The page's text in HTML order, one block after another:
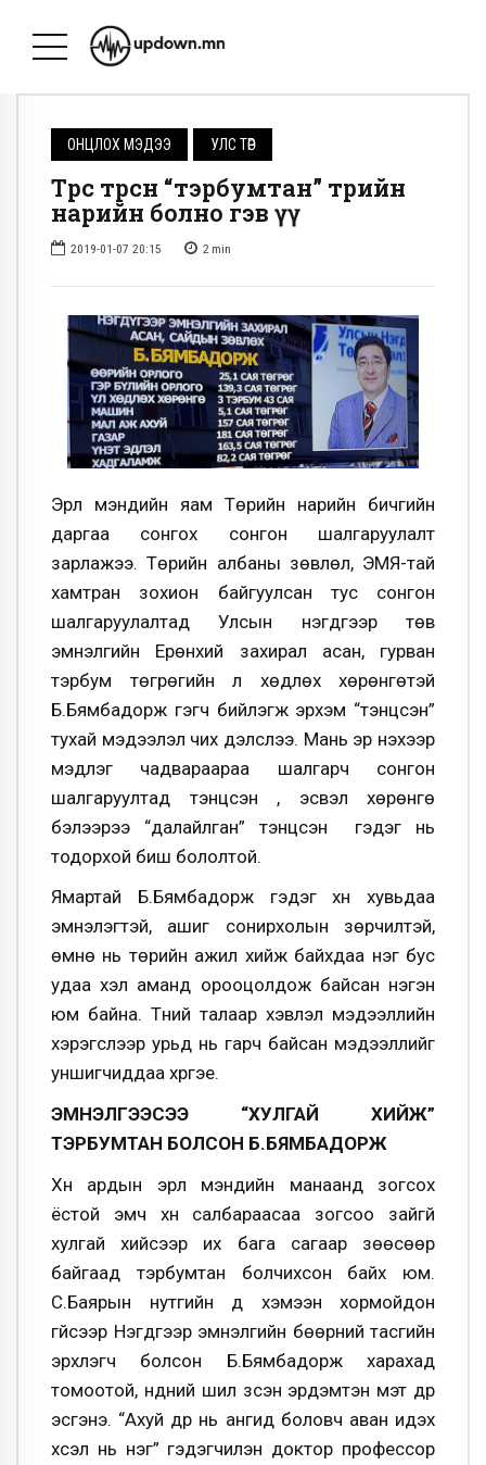
ОНЦЛОХ МЭДЭЭ УЛС ТӨР
Төрөөс төрсөн “тэрбумтан” төрийн
нарийн болно гэв үү
2019-01-07 20:15 2 min
Эрүүл мэндийн яам Төрийн нарийн бичгийн
даргаа сонгох сонгон шалгаруулалт
зарлажээ. Төрийн албаны зөвлөл, ЭМЯ-тай
хамтран зохион байгуулсан тус сонгон
шалгаруулалтад Улсын нэгдүгээр төв
эмнэлгийн Ерөнхий захирал асан, гурван
тэрбум төгрөгийн үл хөдлөх хөрөнгөтэй
Б.Бямбадорж гэгч бийлэгжүү эрхэм “тэнцсэн”
тухай мэдээлэл чих дэлслээ. Мань эр үнэхээр
мэдлэг чадвараараа шалгарч сонгон
шалгаруултад тэнцсэн үү, эсвэл хөрөнгө
бэлээрээ “далайлган” тэнцсэн үү гэдэг нь
тодорхой биш бололтой.
Ямартай Б.Бямбадорж гэдэг хүн хувьдаа
эмнэлэгтэй, ашиг сонирхолын зөрчилтэй,
өмнө нь төрийн ажил хийж байхдаа нэг бус
удаа хэл аманд орооцолдож байсан нэгэн
юм байна. Түүний талаар хэвлэл мэдээллийн
хэрэгслээр урьд нь гарч байсан мэдээллийг
уншигчиддаа хүргэе.
ЭМНЭЛГЭЭСЭЭ “ХУЛГАЙ ХИЙЖ”
ТЭРБУМТАН БОЛСОН Б.БЯМБАДОРЖ
Хүн ардын эрүүл мэндийн манаанд зогсох
ёстой эмч хүн салбараасаа зогсоо зайгүй
хулгай хийсээр их бага сагаар зөөсөөр
байгаад тэрбумтан болчихсон байх юм.
С.Баярын нутгийн дүү хэмээн хормойдон
гүйсээр Нэгдүгээр эмнэлгийн бөөрний тасгийн
эрхлэгч болсон Б.Бямбадорж харахад
томоотой, нүдний шил зүүсэн эрдэмтэн мэт дүр
эсгэнэ. “Ахуй дүр нь ангид боловч аван идэх
хүсэл нь нэг” гэдэгчилэн доктор профессор